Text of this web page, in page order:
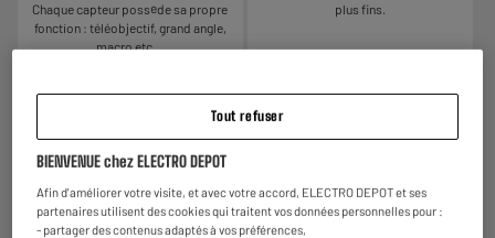
Chaque capteur possède sa propre
fonction : téléobjectif, grand angle,
macro etc…
plus fins.
IA
Intelligence artificielle intégrée
Tout refuser
BIENVENUE chez ELECTRO DEPOT
Afin d'améliorer votre visite, et avec votre accord, ELECTRO DEPOT et ses
partenaires utilisent des cookies qui traitent vos données personnelles pour :
- partager des contenus adaptés à vos préférences,